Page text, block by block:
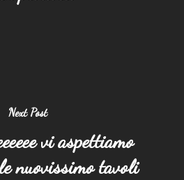
Next Post
vi aspettiamo
nuovissimo tavoli